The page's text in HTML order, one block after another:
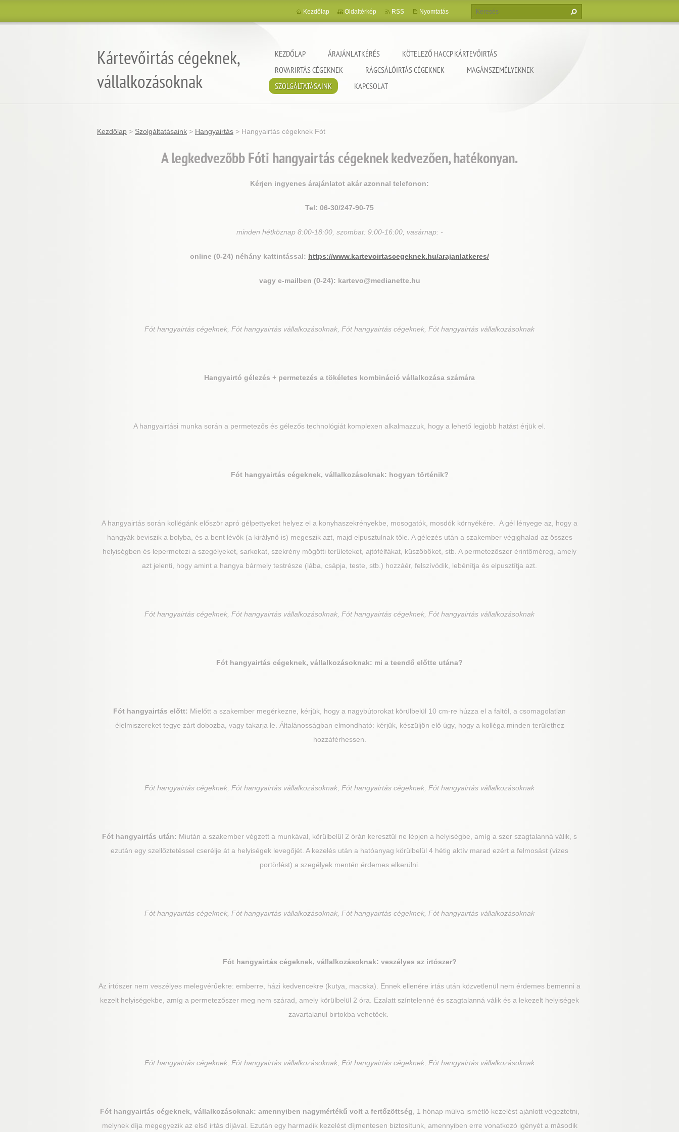
Kártevőirtás cégeknek,
vállalkozásoknak
KEZDŐLAP ÁRAJÁNLATKÉRÉS
KÖTELEZŐ HACCP KÁRTEVŐIRTÁS
ROVARIRTÁS CÉGEKNEK
RÁGCSÁLÓIRTÁS CÉGEKNEK
MAGÁNSZEMÉLYEKNEK
SZOLGÁLTATÁSAINK
KAPCSOLAT
Kezdőlap Oldaltérkép RSS Nyomtatás
Kezdőlap > Szolgáltatásaink > Hangyairtás > Hangyairtás cégeknek Fót
A legkedvezőbb Fóti hangyairtás cégeknek kedvezően, hatékonyan.
Kérjen ingyenes árajánlatot akár azonnal telefonon:
Tel: 06-30/247-90-75
minden hétköznap 8:00-18:00, szombat: 9:00-16:00, vasárnap: -
online (0-24) néhány kattintással: https://www.kartevoirtascegeknek.hu/arajanlatkeres/
vagy e-mailben (0-24): kartevo@medianette.hu
Fóthangyairtás cégeknek, Fót hangyairtás vállalkozásoknak, Fót hangyairtás cégeknek, Fót hangyairtás vállalkozásoknak
Hangyairtó gélezés + permetezés a tökéletes kombináció vállalkozása számára
A hangyairtási munka során a permetezős és gélezős technológiát komplexen alkalmazzuk, hogy a lehető legjobb hatást érjük el.
Fóthangyairtás cégeknek, vállalkozásoknak: hogyan történik?
A hangyairtás során kollégánk először apró gélpettyeket helyez el a konyhaszekrényekbe, mosogatók, mosdók környékére. A gél lényege az, hogy a
hangyák beviszik a bolyba, és a bent lévők (a királynő is) megeszik azt, majd elpusztulnak tőle. A gélezés után a szakember végighalad az összes
helyiségben és lepermetezi a szegélyeket, sarkokat, szekrény mögötti területeket, ajtófélfákat, küszöböket, stb. A permetezőszer érintőméreg, amely
azt jelenti, hogy amint a hangya bármely testrésze (lába, csápja, teste, stb.) hozzáér, felszívódik, lebénítja és elpusztítja azt.
Fóthangyairtás cégeknek, Fót hangyairtás vállalkozásoknak, Fót hangyairtás cégeknek, Fót hangyairtás vállalkozásoknak
Fót hangyairtás cégeknek, vállalkozásoknak: mi a teendő előtte utána?
Fót hangyairtás előtt: Mielőtt a szakember megérkezne, kérjük, hogy a nagybútorokat körülbelül 10 cm-re húzza el a faltól, a csomagolatlan
élelmiszereket tegye zárt dobozba, vagy takarja le. Általánosságban elmondható: kérjük, készüljön elő úgy, hogy a kolléga minden területhez
hozzáférhessen.
Fóthangyairtás cégeknek, Fót hangyairtás vállalkozásoknak, Fót hangyairtás cégeknek, Fót hangyairtás vállalkozásoknak
Fót hangyairtás után: Miután a szakember végzett a munkával, körülbelül 2 órán keresztül ne lépjen a helyiségbe, amíg a szer szagtalanná válik, s
ezután egy szellőztetéssel cserélje át a helyiségek levegőjét. A kezelés után a hatóanyag körülbelül 4 hétig aktív marad ezért a felmosást (vizes
portörlést) a szegélyek mentén érdemes elkerülni.
Fóthangyairtás cégeknek, Fót hangyairtás vállalkozásoknak, Fót hangyairtás cégeknek, Fót hangyairtás vállalkozásoknak
Fóthangyairtás cégeknek, vállalkozásoknak: veszélyes az irtószer?
Az irtószer nem veszélyes melegvérűekre: emberre, házi kedvencekre (kutya, macska). Ennek ellenére irtás után közvetlenül nem érdemes bemenni a
kezelt helyiségekbe, amíg a permetezőszer meg nem szárad, amely körülbelül 2 óra. Ezalatt színtelenné és szagtalanná válik és a lekezelt helyiségek
zavartalanul birtokba vehetőek.
Fóthangyairtás cégeknek, Fót hangyairtás vállalkozásoknak, Fót hangyairtás cégeknek, Fót hangyairtás vállalkozásoknak
Fóthangyairtás cégeknek, vállalkozásoknak: amennyiben nagymértékű volt a fertőzöttség , 1 hónap múlva ismétlő kezelést ajánlott végeztetni,
melynek díja megegyezik az első irtás díjával. Ezután egy harmadik kezelést díjmentesen biztosítunk, amennyiben erre vonatkozó igényét a második